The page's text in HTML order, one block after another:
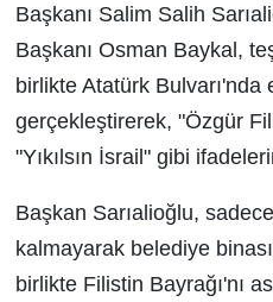
Başkanı Salim Salih
Başkanı Osman Baykal,
birlikte Atatürk Bulvarı'nda
gerçekleştirerek, "Özgür
"Yıkılsın İsrail" gibi
Başkan Sarıalioğlu,
kalmayarak belediye
birlikte Filistin Bayrağı'nı